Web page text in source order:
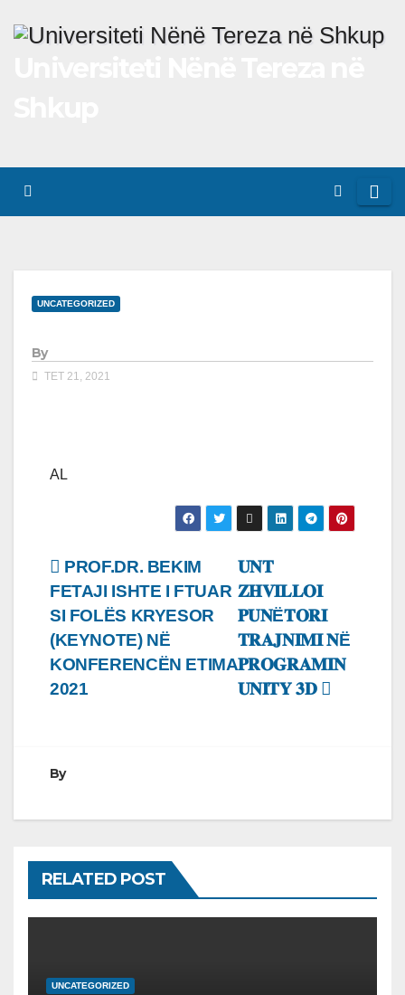
UNCATEGORIZED
By
TET 21, 2021
AL
Lëvizje
te
postimet
𝐔𝐍𝐓
𝐙𝐇𝐕𝐈𝐋𝐋𝐎𝐈
𝐏𝐔𝐍Ë𝐓𝐎𝐑𝐈
𝐓𝐑𝐀𝐉𝐍𝐈𝐌𝐈 𝐍Ë
𝐏𝐑𝐎𝐆𝐑𝐀𝐌𝐈𝐍
𝐔𝐍𝐈𝐓𝐘 𝟑𝐃
PROF.DR. BEKIM
FETAJI ISHTE I FTUAR
SI FOLËS KRYESOR
(KEYNOTE) NË
KONFERENCËN ETIMA
2021
By
RELATED POST
UNCATEGORIZED